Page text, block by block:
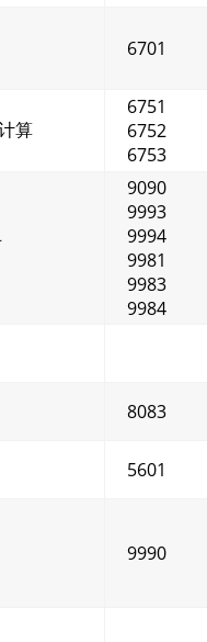
6701
算
6751
6752
6753
9090
9993
9994
9981
9983
9984
8083
5601
9990